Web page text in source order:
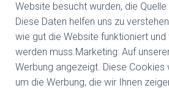
Website besucht wurden, die
Diese Daten helfen uns zu
wie gut die Website funktioniert
werden muss.Marketing: Auf
Werbung angezeigt. Diese Cookies
um die Werbung, die wir Ihnen